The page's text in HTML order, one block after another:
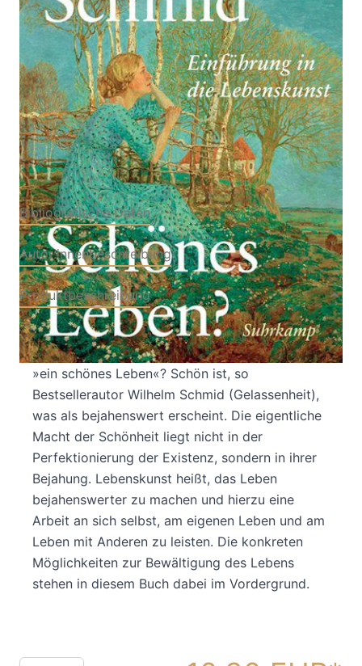
VonSchmid,Wilhelm
Verlag: Suhrkamp 09.06.2017
Buch 268 Seiten
festgebunden
ISBN: 978-3-518-
46796-1
Bibliografische Daten
Autor:innenbeschreibung
Produktbeschreibung
Die Idee der Lebenskunst ist, ein schönes Leben
zu ermöglichen. Aber was ist das eigentlich:
»ein schönes Leben«? Schön ist, so
Bestsellerautor Wilhelm Schmid (Gelassenheit),
was als bejahenswert erscheint. Die eigentliche
Macht der Schönheit liegt nicht in der
Perfektionierung der Existenz, sondern in ihrer
Bejahung. Lebenskunst heißt, das Leben
bejahenswerter zu machen und hierzu eine
Arbeit an sich selbst, am eigenen Leben und am
Leben mit Anderen zu leisten. Die konkreten
Möglichkeiten zur Bewältigung des Lebens
stehen in diesem Buch dabei im Vordergrund.